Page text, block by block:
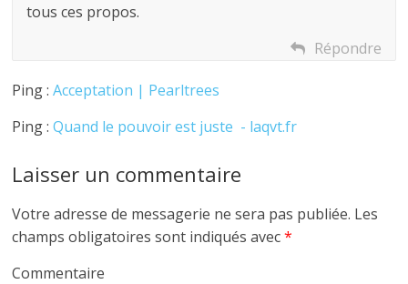
tous ces propos.
Répondre
Ping :Acceptation | Pearltrees
Ping :Quand le pouvoir est juste - laqvt.fr
Laisser un commentaire
Votre adresse de messagerie ne sera pas publiée. Les
champs obligatoires sont indiqués avec*
Commentaire